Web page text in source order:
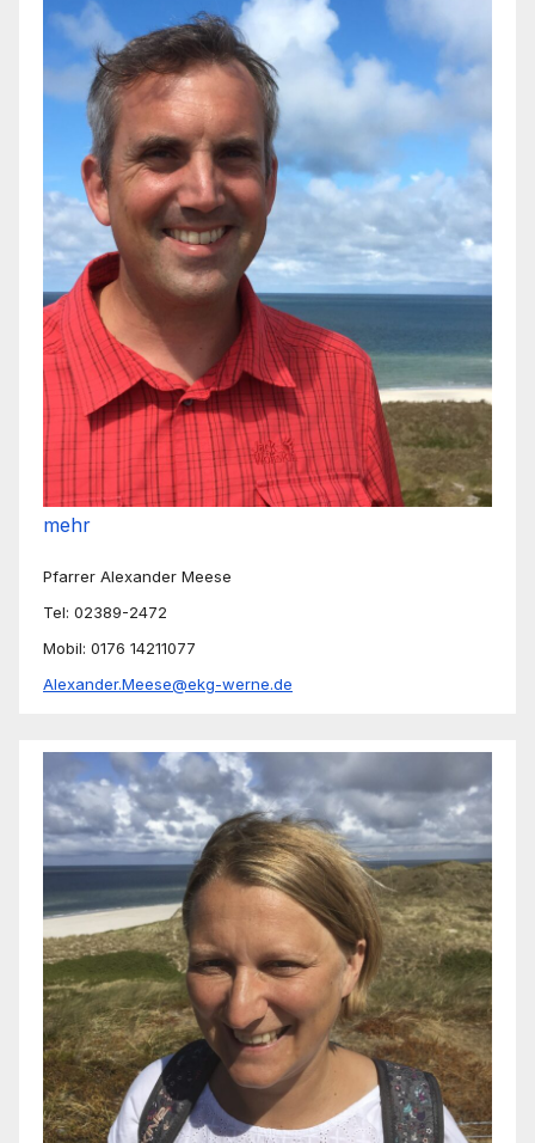
mehr
Pfarrer Alexander Meese
Tel: 02389-2472
Mobil: 0176 14211077
Alexander.Meese@ekg-werne.de